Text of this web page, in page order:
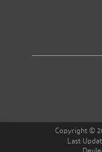
Copyright ©